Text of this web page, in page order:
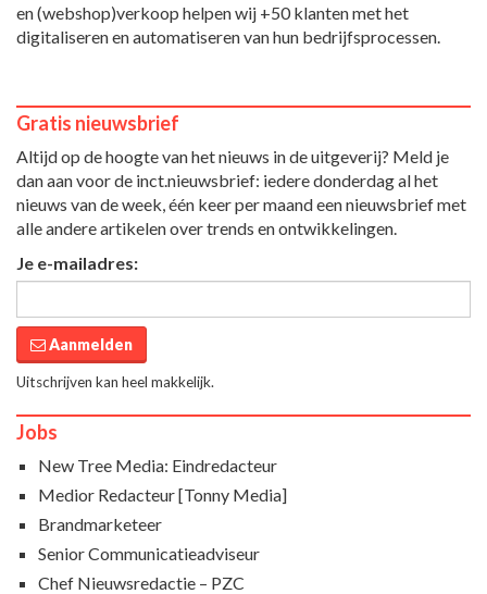
en (webshop)verkoop helpen wij +50 klanten met het
digitaliseren en automatiseren van hun bedrijfsprocessen.
Gratis nieuwsbrief
Altijd op de hoogte van het nieuws in de uitgeverij? Meld je
dan aan voor de inct.nieuwsbrief: iedere donderdag al het
nieuws van de week, één keer per maand een nieuwsbrief met
alle andere artikelen over trends en ontwikkelingen.
Je e-mailadres:
Aanmelden
Uitschrijven kan heel makkelijk.
Jobs
New Tree Media: Eindredacteur
Medior Redacteur [Tonny Media]
Brandmarketeer
Senior Communicatieadviseur
Chef Nieuwsredactie – PZC